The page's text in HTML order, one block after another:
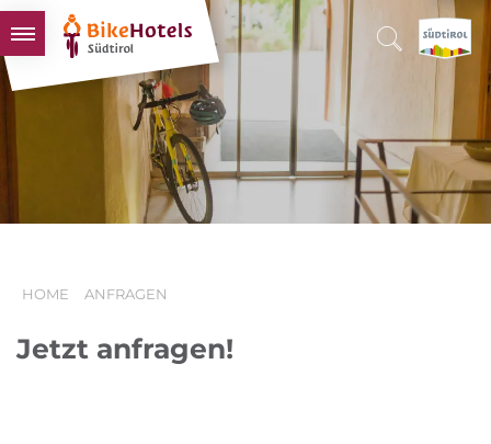
BIKEHOTELS
HOTELS & PAKETE
TOUREN & REVIERE
SÜDTIROL & WIR
HOME ANFRAGEN
Jetzt anfragen!